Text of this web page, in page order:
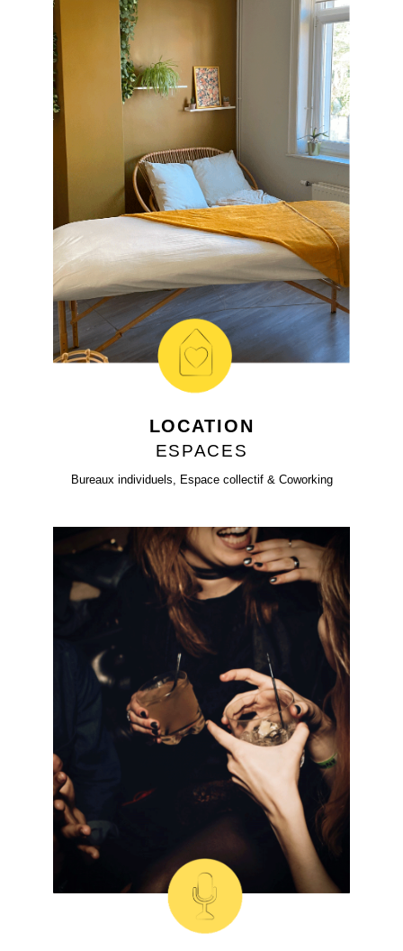
LOCATION
ESPACES
Bureaux individuels, Espace collectif & Coworking